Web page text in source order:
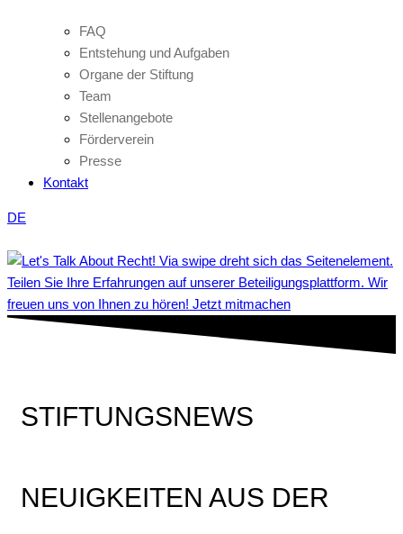
FAQ
Entstehung und Aufgaben
Organe der Stiftung
Team
Stellenangebote
Förderverein
Presse
Kontakt
DE
Teilen Sie Ihre Erfahrungen auf unserer Beteiligungsplattform. Wir
freuen uns von Ihnen zu hören! Jetzt mitmachen
STIFTUNGSNEWS
NEUIGKEITEN AUS DER